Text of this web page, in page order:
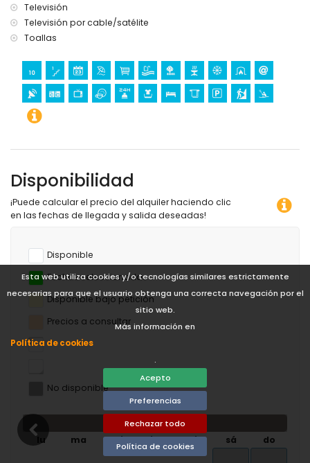
Esta web utiliza cookies y/o tecnologías similares estrictamente
necesarias para que el usuario obtenga una correcta navegación por el
sitio web.
Más información en
Política de cookies
.
Acepto
Preferencias
Rechazar todo
Política de cookies
Televisión
Televisión por cable/satélite
Toallas
Disponibilidad
¡Puede calcular el precio del alquiler haciendo clic
en las fechas de llegada y salida deseadas!
Disponible
Fechas seleccionadas
Disponible bajo petición
Precios a consultar
No disponible
agosto de 2026
lu
ma mi ju vi sá do